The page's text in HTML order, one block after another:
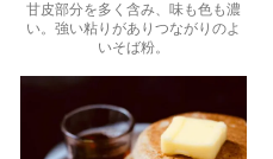
甘皮部分を多く含み、味も色も濃
い。強い粘りがありつながりのよ
いそば粉。